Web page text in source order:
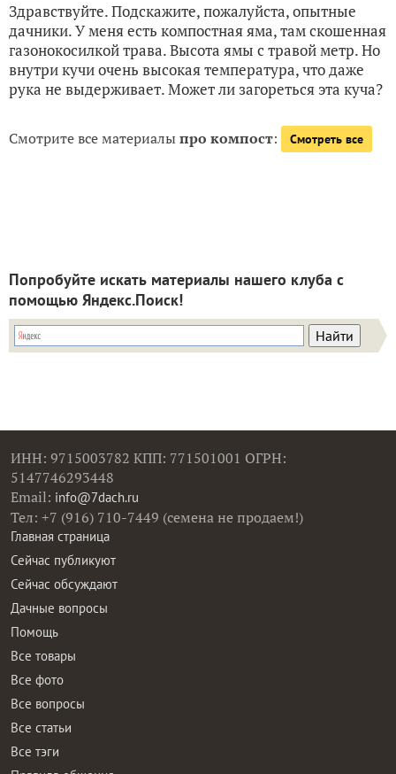
Здравствуйте. Подскажите, пожалуйста, опытные
дачники. У меня есть компостная яма, там скошенная
газонокосилкой трава. Высота ямы с травой метр. Но
внутри кучи очень высокая температура, что даже
рука не выдерживает. Может ли загореться эта куча?
Смотрите все материалыпро компост: Смотреть все
Попробуйте искать материалы нашего клуба с
помощью Яндекс.Поиск!
ИНН: 9715003782 КПП: 771501001 ОГРН:
5147746293448
Email: info@7dach.ru
Тел: +7 (916) 710-7449 (семена не продаем!)
Главная страница
Сейчас публикуют
Сейчас обсуждают
Дачные вопросы
Помощь
Все товары
Все фото
Все вопросы
Все статьи
Все тэги